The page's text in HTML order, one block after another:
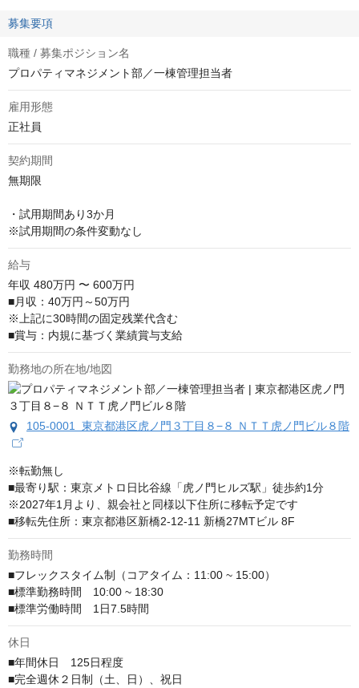
募集要項
職種 / 募集ポジション名
プロパティマネジメント部／一棟管理担当者
雇用形態
正社員
契約期間
無期限
・試用期間あり3か月
※試用期間の条件変動なし
給与
年収 480万円 〜 600万円
■月収：40万円～50万円
※上記に30時間の固定残業代含む
■賞与：内規に基づく業績賞与支給
勤務地の所在地/地図
105-0001 東京都港区虎ノ門３丁目８−８ ＮＴＴ虎ノ門ビル８階
※転勤無し
■最寄り駅：東京メトロ日比谷線「虎ノ門ヒルズ駅」徒歩約1分
※2027年1月より、親会社と同様以下住所に移転予定です
■移転先住所：東京都港区新橋2-12-11 新橋27MTビル 8F
勤務時間
■フレックスタイム制（コアタイム：11:00 ~ 15:00）
■標準勤務時間　10:00 ~ 18:30
■標準労働時間　1日7.5時間
休日
■年間休日　125日程度
■完全週休２日制（土、日）、祝日